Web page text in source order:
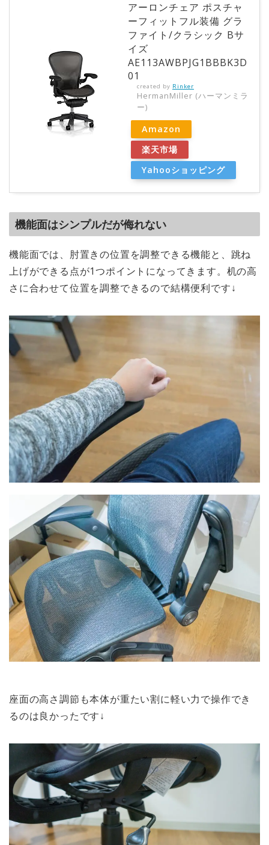
アーロンチェア ポスチャ
ーフィットフル装備 グラ
ファイト/クラシック Bサ
イズ
AE113AWBPJG1BBBK3D
01
created by Rinker
HermanMiller (ハーマンミラ
ー)
Amazon
楽天市場
Yahooショッピング
機能面はシンプルだが侮れない
機能面では、肘置きの位置を調整できる機能と、跳ね
上げができる点が1つポイントになってきます。机の高
さに合わせて位置を調整できるので結構便利です↓
座面の高さ調節も本体が重たい割に軽い力で操作でき
るのは良かったです↓